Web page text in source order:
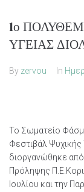
1ο
ΥΓΕΙΑΣ
By zervou In
Το Σωματείο
Φεστιβάλ
διοργανώθηκε
Πρόληψης
Ιουλίου και την